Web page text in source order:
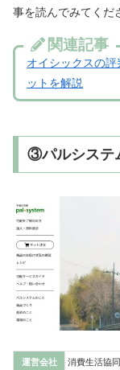
事を読んでみてくだ
関連記事
オイシックスの
ットを解説
③パルシステ
運営会社 消費生活協